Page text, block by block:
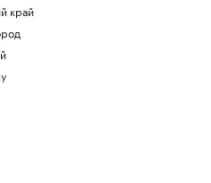
край